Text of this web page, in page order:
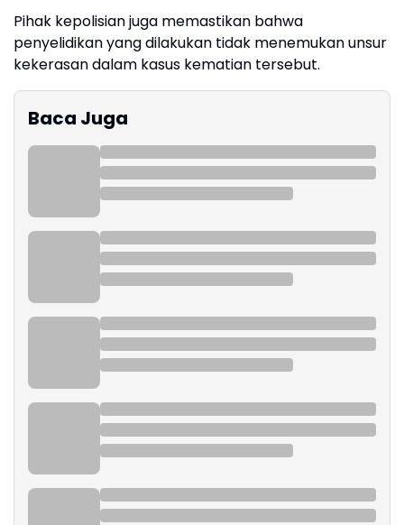
Pihak kepolisian juga memastikan bahwa
penyelidikan yang dilakukan tidak menemukan unsur
kekerasan dalam kasus kematian tersebut.
Baca Juga